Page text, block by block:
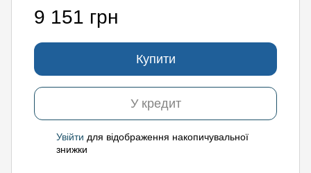
9 151 грн
Купити
У кредит
Увійти для відображення накопичувальної
знижки